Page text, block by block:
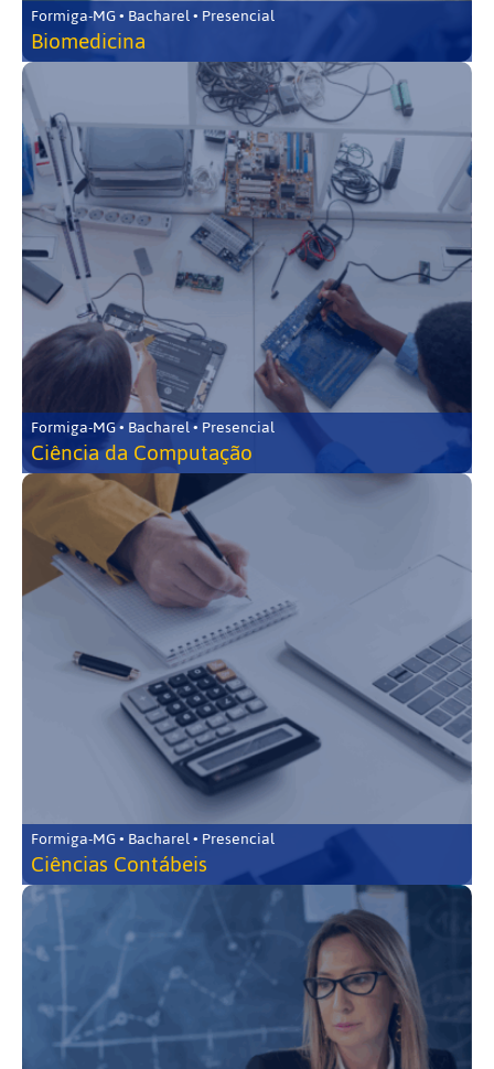
Formiga-MG • Bacharel • Presencial
Biomedicina
Formiga-MG • Bacharel • Presencial
Ciência da Computação
Formiga-MG • Bacharel • Presencial
Ciências Contábeis